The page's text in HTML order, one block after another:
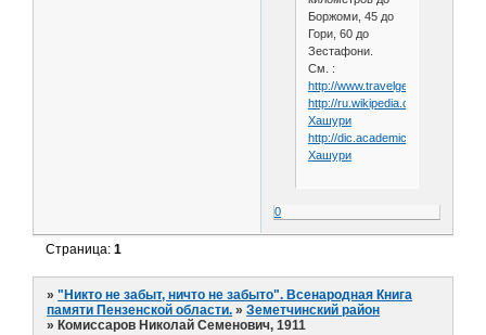
Боржоми, 45 до
Гори, 60 до
Зестафони.
См. :
http://www.travelgeorgia.ru/42/
http://ru.wikipedia.org/wiki/
Хашури
http://dic.academic.ru/dic.nsf/
Хашури
0
Страница:1
»"Никто не забыт, ничто не забыто". Всенародная Книга
памяти Пензенской области. »Земетчинский район
» Комиссаров Николай Семенович, 1911